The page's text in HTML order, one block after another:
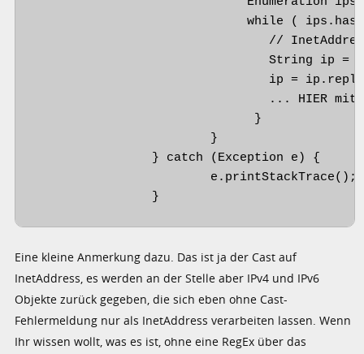
		}
Eine kleine Anmerkung dazu. Das ist ja der Cast auf
InetAddress, es werden an der Stelle aber IPv4 und IPv6
Objekte zurück gegeben, die sich eben ohne Cast-
Fehlermeldung nur als InetAddress verarbeiten lassen. Wenn
Ihr wissen wollt, was es ist, ohne eine RegEx über das